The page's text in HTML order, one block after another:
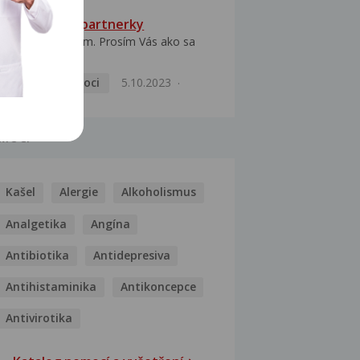
HPV typ 52 u partnerky
Dobrý deň prajem. Prosím Vás ako sa
Pohlavní nemoci
5.10.2023
Kašel Alergie Alkoholismus
Analgetika Angína
Antibiotika Antidepresiva
Antihistaminika Antikoncepce
Antivirotika